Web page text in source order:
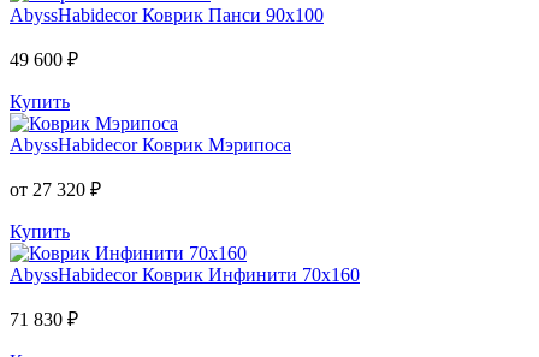
AbyssHabidecor Коврик Панси 90х100
49 600 ₽
Купить
AbyssHabidecor Коврик Мэрипоса
от 27 320 ₽
Купить
AbyssHabidecor Коврик Инфинити 70х160
71 830 ₽